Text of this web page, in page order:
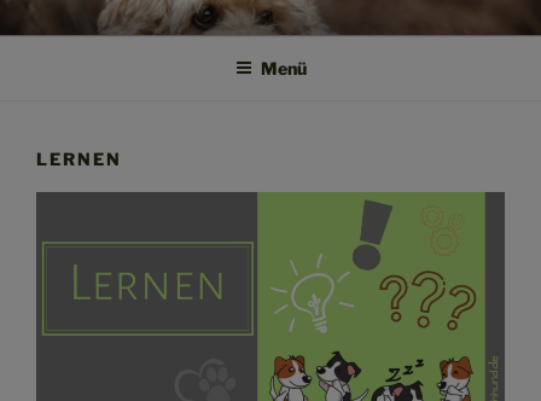
InhaltSPRICH HUND!
Weil Verstehen der Anfang von Vertrauen ist
Menü
LERNEN